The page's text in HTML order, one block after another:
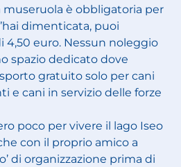
museruola è obbligatoria per
dimenticata, puoi
4,50 euro. Nessun noleggio
spazio dedicato dove
gratuito solo per cani
e cani in servizio delle forze
poco per vivere il lago Iseo
con il proprio amico a
di organizzazione prima di